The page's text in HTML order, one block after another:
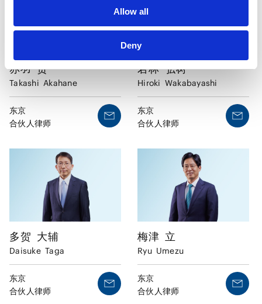
Allow all
Deny
赤羽 贵
Takashi Akahane
东京
合伙人律师
若林 弘树
Hiroki Wakabayashi
东京
合伙人律师
多贺 大辅
Daisuke Taga
东京
合伙人律师
梅津 立
Ryu Umezu
东京
合伙人律师